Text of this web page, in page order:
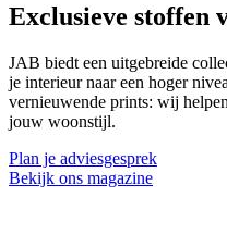
Exclusieve stoffen
JAB biedt een uitgebreide
je interieur naar een hoger
vernieuwende prints: wij
jouw woonstijl.
Plan je adviesgesprek
Bekijk ons magazine